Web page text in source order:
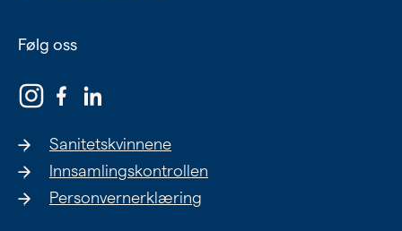
Følg oss
Sanitetskvinnene
Innsamlingskontrollen
Personvernerklæring